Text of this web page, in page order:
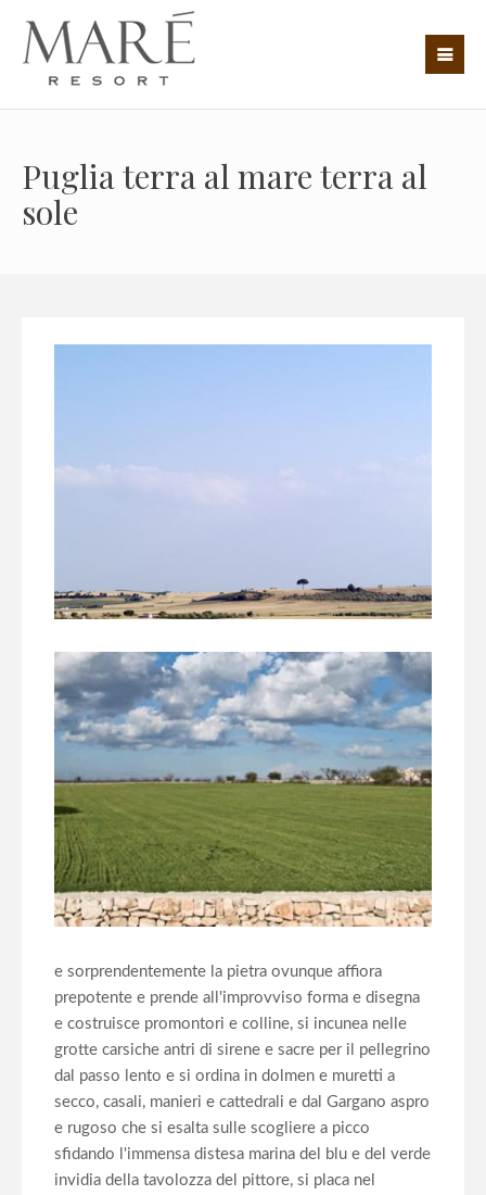
Puglia terra al mare terra al
sole
e sorprendentemente la pietra ovunque affiora
prepotente e prende all'improvviso forma e disegna
e costruisce promontori e colline, si incunea nelle
grotte carsiche antri di sirene e sacre per il pellegrino
dal passo lento e si ordina in dolmen e muretti a
secco, casali, manieri e cattedrali e dal Gargano aspro
e rugoso che si esalta sulle scogliere a picco
sfidando l'immensa distesa marina del blu e del verde
invidia della tavolozza del pittore, si placa nel